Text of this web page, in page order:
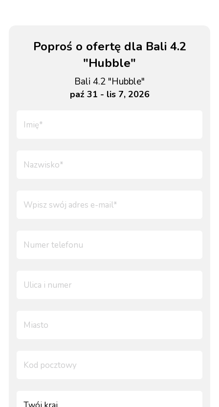
Poproś o ofertę dla Bali 4.2
"Hubble"
Bali 4.2 "Hubble"
paź 31 - lis 7, 2026